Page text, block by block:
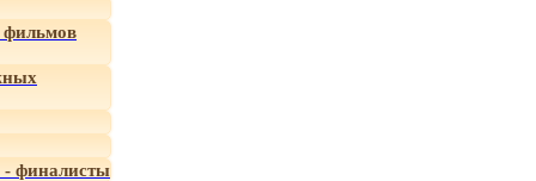
- финалисты